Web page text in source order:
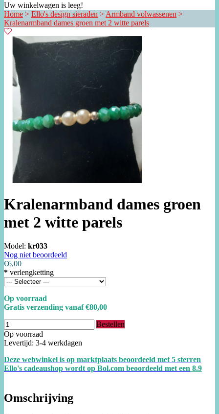
Uw winkelwagen is leeg!
Home > Ello's design sieraden > Armband volwassenen >
Kralenarmband dames groen met 2 witte parels
Kralenarmband dames groen
met 2 witte parels
Model: kr033
Nog niet beoordeeld
€6,00
* verlengketting
Op voorraad
Gratis verzending vanaf €80,00
Bestellen
Op voorraad
Levertijd: 3-4 werkdagen
Deze webwinkel is op marktplaats beoordeeld met 5 sterren
Ello's cadeaushop wordt op Bol.com beoordeeld met een 8.9
Omschrijving